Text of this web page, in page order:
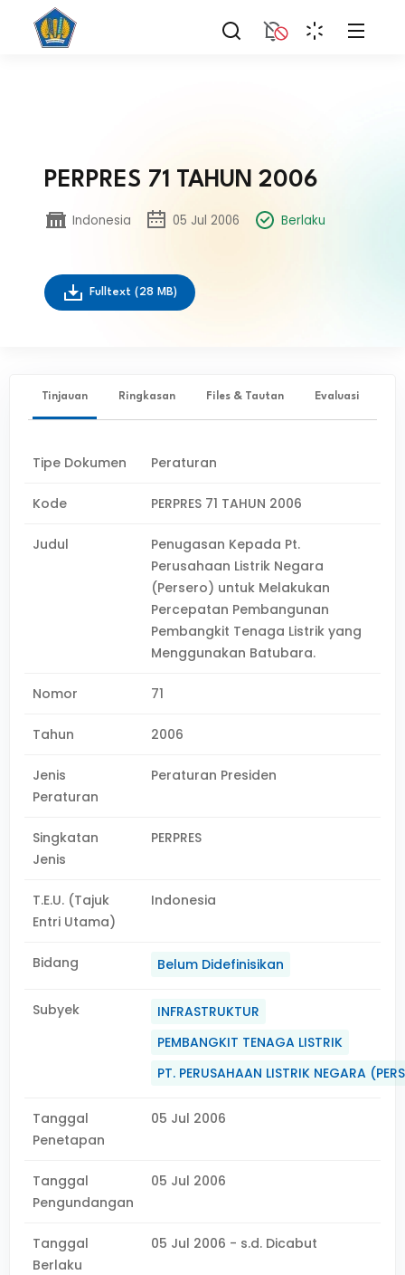
PERPRES 71 TAHUN 2006
Indonesia 05 Jul 2006 Berlaku
Fulltext (28 MB)
Tinjauan Ringkasan Files & Tautan Evaluasi
Tipe Dokumen Peraturan
Kode PERPRES 71 TAHUN 2006
Judul
Penugasan Kepada Pt.
Perusahaan Listrik Negara
(Persero) untuk Melakukan
Percepatan Pembangunan
Pembangkit Tenaga Listrik yang
Menggunakan Batubara.
Nomor 71
Tahun 2006
Jenis
Peraturan
Peraturan Presiden
Singkatan
Jenis
PERPRES
T.E.U. (Tajuk
Entri Utama)
Indonesia
Bidang Belum Didefinisikan
Subyek
INFRASTRUKTUR
PEMBANGKIT TENAGA LISTRIK
PT. PERUSAHAAN LISTRIK NEGARA
Tanggal
Penetapan
05 Jul 2006
Tanggal
Pengundangan
05 Jul 2006
Tanggal
Berlaku
05 Jul 2006 - s.d. Dicabut